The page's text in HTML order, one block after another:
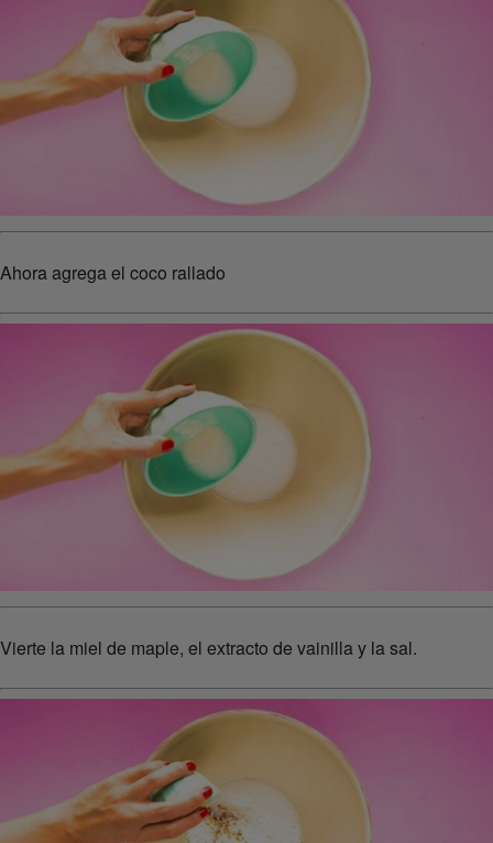
Ahora agrega el coco rallado
Vierte la miel de maple, el extracto de vainilla y la sal.